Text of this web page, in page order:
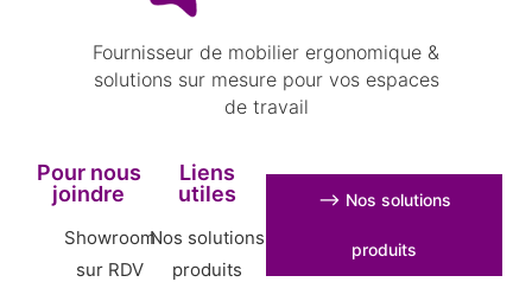
Fournisseur de mobilier ergonomique &
solutions sur mesure pour vos espaces
de travail
Pour nous
joindre
Showroom
sur RDV
Liens
utiles
Nos solutions
produits
⟶ Nos solutions
produits